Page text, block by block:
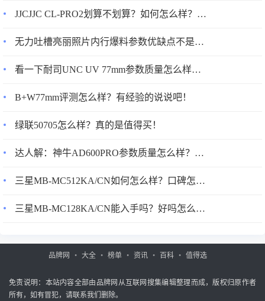
JJCJJC CL-PRO2划算不划算？如何怎么样？不看必然后悔！
无力吐槽亮丽照片内行爆料参数优缺点不是忽悠的啦！
看一下耐司UNC UV 77mm参数质量怎么样？优缺点评测揭秘
B+W77mm评测怎么样？有经验的说说吧！
绿联50705怎么样？真的是值得买！
达人解：神牛AD600PRO参数质量怎么样？划算不划算？说说三周经验分享
三星MB-MC512KA/CN如何怎么样？口碑怎样？入手超值的吗？
三星MB-MC128KA/CN能入手吗？好吗怎么样？优缺点使用分析！
品牌网 大全 榜单 资讯 百科 值得选
免责说明：本站内容全部由品牌网从互联网搜集编辑整理而成，版权归原作者
所有，如有冒犯，请联系我们删除。